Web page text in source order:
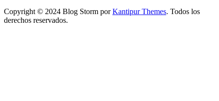
Copyright © 2024 Blog Storm porKantipur Themes. Todos los
derechos reservados.